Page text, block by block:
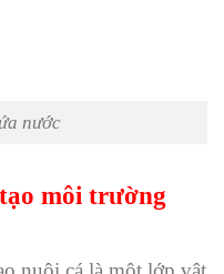
nước
môi trường